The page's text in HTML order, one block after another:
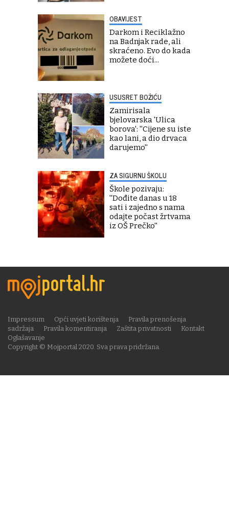
OBAVIJEST
Darkom i Reciklažno
na Badnjak rade, ali
skraćeno. Evo do kada
možete doći...
USUSRET BOŽIĆU
Zamirisala
bjelovarska 'Ulica
borova': ''Cijene su iste
kao lani, a dio drvaca
darujemo''
ZA SIGURNU ŠKOLU
Škole pozivaju:
''Dođite danas u 18
sati i zajedno s nama
odajte počast žrtvama
iz OŠ Prečko''
Copyright © Mojportal 2020. Sva prava pridržana.
Impressum Opći uvjeti korištenja
Pravila prenošenja
sadržaja
Pravila komentiranja Zaštita privatnosti
Kontakt
Oglašavanje